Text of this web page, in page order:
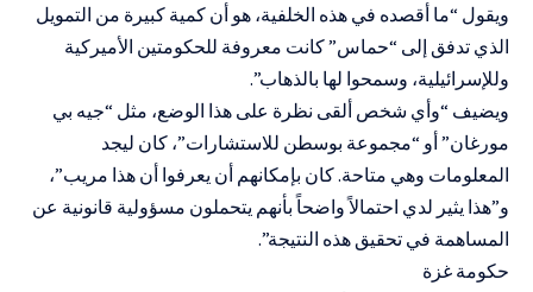
ويقول “ما أقصده في هذه الخلفية، هو أن كمية كبيرة من التمويل
الذي تدفق إلى “حماس” كانت معروفة للحكومتين الأميركية
وللإسرائيلية، وسمحوا لها بالذهاب”.
ويضيف “وأي شخص ألقى نظرة على هذا الوضع، مثل “جيه بي
مورغان” أو “مجموعة بوسطن للاستشارات”، كان ليجد
المعلومات وهي متاحة. كان بإمكانهم أن يعرفوا أن هذا مريب”،
و”هذا يثير لدي احتمالاً واضحاً بأنهم يتحملون مسؤولية قانونية عن
المساهمة في تحقيق هذه النتيجة”.
حكومة غزة